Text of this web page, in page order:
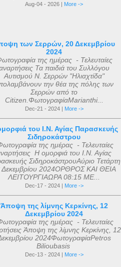
Aug-04 - 2026 | More ->
των Σερρών, 20 Δεκεμβρίου
2024
της ημέρας - Τελευταίες
Τα παιδιά του Συλλόγου
Αυτισμού Ν. Σερρών "Ηλιαχτίδα"
την θέα της πόλης των
Σερρών από το
Citizen.ΦωτογραφίαMarianthi...
Dec-21 - 2024 | More ->
του Ι.Ν. Αγίας Παρασκευής
Σιδηροκάστρου
της ημέρας - Τελευταίες
Η ομορφιά του Ι.Ν. Αγίας
ΣιδηροκάστρουΑύριο Τετάρτη
Δεκεμβρίου 2024ΟΡΘΡΟΣ ΚΑΙ ΘΕΙΑ
ΛΕΙΤΟΥΡΓΙΑΩΡΑ 08:15 ΜΕ...
Dec-17 - 2024 | More ->
Άποψη της λίμνης Κερκίνης, 12
Δεκεμβρίου 2024
της ημέρας - Τελευταίες
Άποψη της λίμνης Κερκίνης, 12
2024ΦωτογραφίαPetros
Bilioubasis
Dec-13 - 2024 | More ->